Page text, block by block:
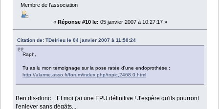
Membre de l'association
« Réponse #10 le: 05 janvier 2007 à 10:27:17 »
Citation de: TDelrieu le 04 janvier 2007 à 11:50:24
Raph,
Tu as lu mon témoignage sur la pose ratée d'une endoprothèse :
http://alarme.asso.fr/forum/index.php/topic,2468.0.html
Ben dis-donc... Et moi j'ai une EPU définitive ! J'espère qu'ils pourront
l'enlever sans dégâts...